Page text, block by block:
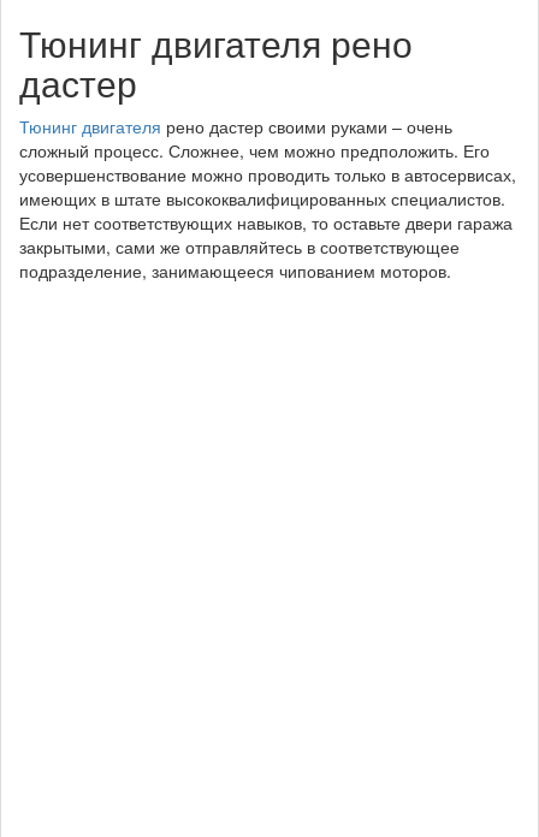
Тюнинг двигателя рено
дастер
Тюнинг двигателя рено дастер своими руками – очень
сложный процесс. Сложнее, чем можно предположить. Его
усовершенствование можно проводить только в автосервисах,
имеющих в штате высококвалифицированных специалистов.
Если нет соответствующих навыков, то оставьте двери гаража
закрытыми, сами же отправляйтесь в соответствующее
подразделение, занимающееся чипованием моторов.